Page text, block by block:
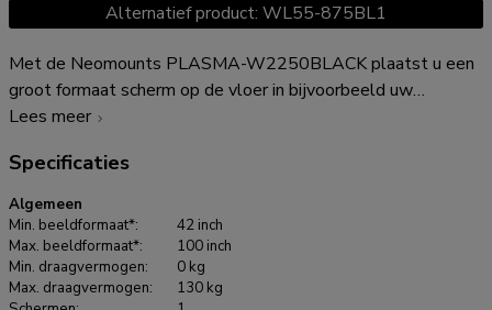
Alternatief product: WL55-875BL1
Met de Neomounts PLASMA-W2250BLACK plaatst u een
groot formaat scherm op de vloer in bijvoorbeeld uw
bedrijfsentree, klaslokaal, boardroom of presentatieruimte.
verankerd te worden door meegeleverde wandsteunen (7 cm
afstand). De PLASMA-W2250BLACK is zeer eenvoudig in
hoogte verstelbaar door middel van een afstandsbediening.
De stand is perfect af te stellen door de vier verstelbare
pootjes onder de centrale kolom. Dit model met een
hoogteverstelling van 50 cm wordt geleverd in een RAL
Lees meer
Specificaties
Algemeen
Min. beeldformaat*:
42 inch
Max. beeldformaat*:
100 inch
Min. draagvermogen:
0 kg
Max. draagvermogen:
130 kg